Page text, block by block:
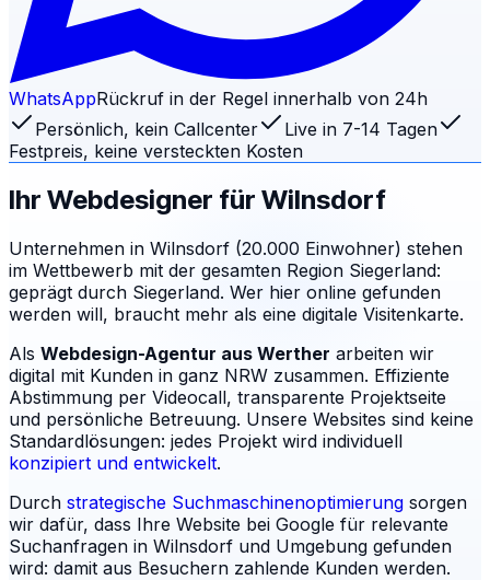
WhatsAppRückruf in der Regel innerhalb von 24h
Persönlich, kein Callcenter
Live in 7-14 Tagen
Festpreis, keine versteckten Kosten
Ihr Webdesigner für Wilnsdorf
Unternehmen in Wilnsdorf (20.000 Einwohner) stehen
im Wettbewerb mit der gesamten Region Siegerland:
geprägt durch Siegerland. Wer hier online gefunden
werden will, braucht mehr als eine digitale Visitenkarte.
Als Webdesign-Agentur aus Werther arbeiten wir
digital mit Kunden in ganz NRW zusammen. Effiziente
Abstimmung per Videocall, transparente Projektseite
und persönliche Betreuung. Unsere Websites sind keine
Standardlösungen: jedes Projekt wird individuell
konzipiert und entwickelt.
Durch strategische Suchmaschinenoptimierung sorgen
wir dafür, dass Ihre Website bei Google für relevante
Suchanfragen in Wilnsdorf und Umgebung gefunden
wird: damit aus Besuchern zahlende Kunden werden.